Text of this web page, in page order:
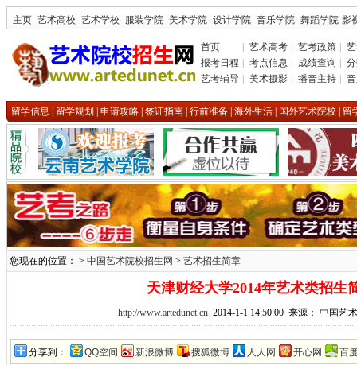
主页- 艺术高校- 艺术学校- 服装学院- 美术学院- 设计学院- 音乐学院- 舞蹈学院-影
首页 艺术高考 艺考政策
报考日程
考点信息 成绩查询
艺考辅导
美术摄影 播音主持
留学信息 留学规划 申请攻略 签证指南 行前准备 海外生活 国外艺术院校 留
您现在的位置： > 中国艺术院校招生网 > 艺术招生简章
天津财经大学2014年艺术类招生
http://www.artedunet.cn2014-1-1 14:50:00 来源： 中国艺
分享到： QQ空间 新浪微博 搜狐微博 人人网 开心网 百